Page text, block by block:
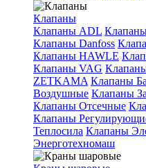
Клапаны
Клапаны ADL
Клапаны Danfoss
Клапаны HAWLE
Клапаны VAG
ZETKAMA Клапаны
Воздушные Клапаны
Клапаны Отсечные
Клапаны
Теплосила Клапаны
Энерготехномаш